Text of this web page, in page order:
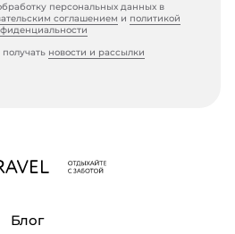
персональных данных в
соглашением и политикой
новости и рассылки
Блог